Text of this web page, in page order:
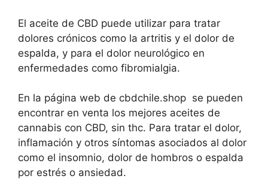
El aceite de CBD puede utilizar para tratar
dolores crónicos como la artritis y el dolor de
espalda, y para el dolor neurológico en
enfermedades como fibromialgia.
En la página web de cbdchile.shop se pueden
encontrar en venta los mejores aceites de
cannabis con CBD, sin thc. Para tratar el dolor,
inflamación y otros síntomas asociados al dolor
como el insomnio, dolor de hombros o espalda
por estrés o ansiedad.